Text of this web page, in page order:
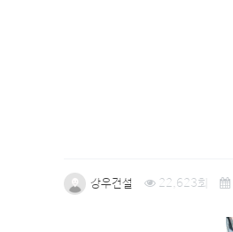
강우건설 22,623회